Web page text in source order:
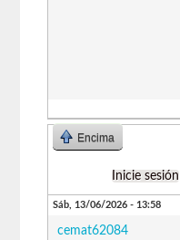
Encima
Inicie sesión
Sáb, 13/06/2026 - 13:58
cemat62084